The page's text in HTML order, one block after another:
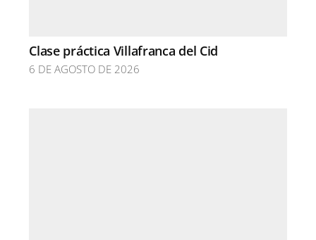
Clase práctica Villafranca del Cid
6 DE AGOSTO DE 2026